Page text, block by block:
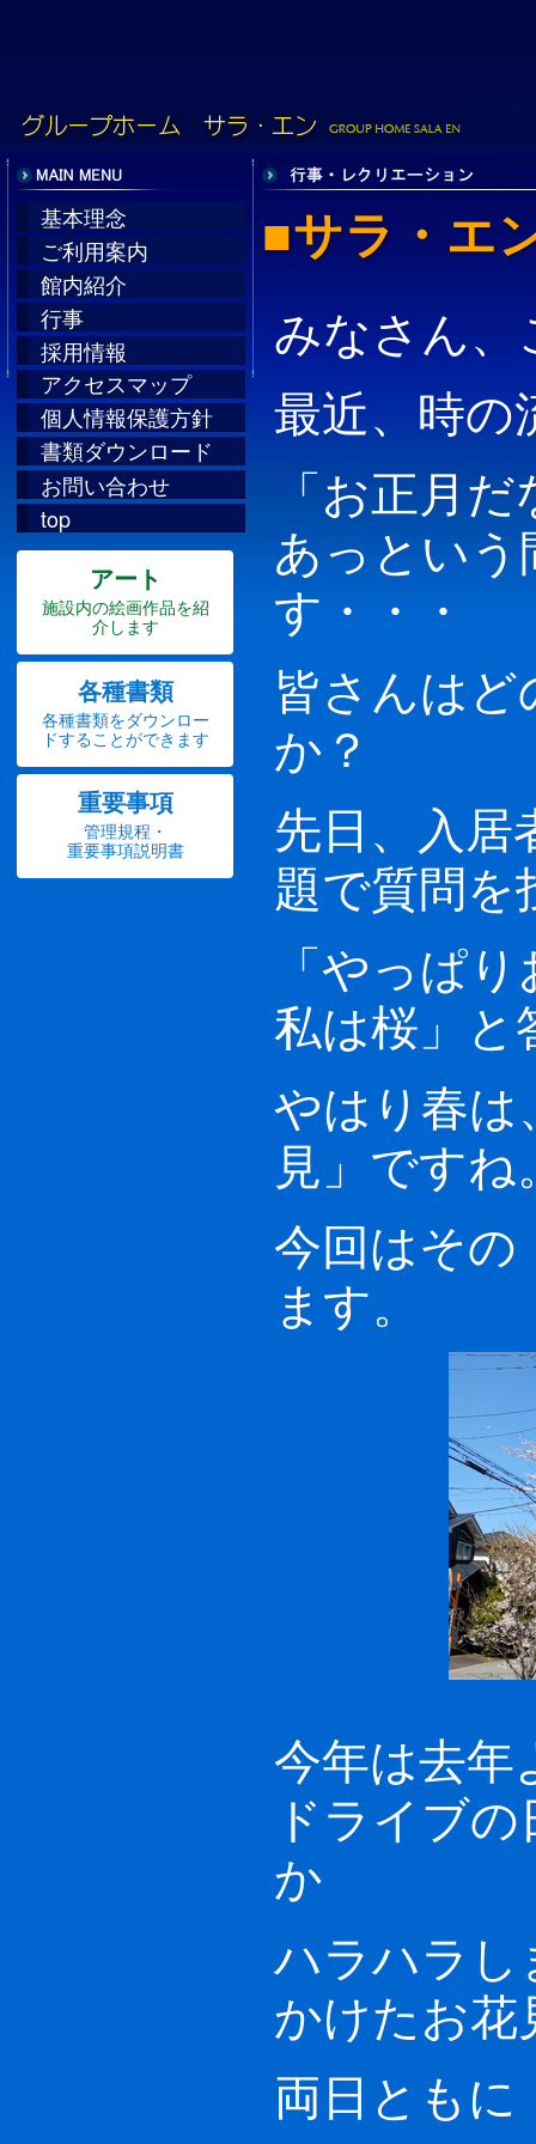
基本理念
ご利用案内
館内紹介
行事
採用情報
アクセスマップ
個人情報保護方針
書類ダウンロード
お問い合わせ
top
アート
施設内の絵画作品を紹
介します
各種書類
各種書類をダウンロー
ドすることができます
重要事項
管理規程・
重要事項説明書
■サラ・エ
みなさん
最近、時の
「お正月
あっとい
す・・・
皆さんは
か？
先日、入居
題で質問
「やっぱ
私は桜」と
やはり春は
見」ですね
今回はその
ます。
今年は去年
ドライブ
か
ハラハラ
かけたお
両日ともに